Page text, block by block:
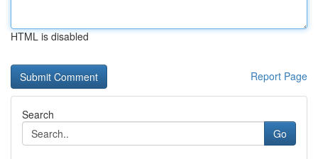
HTML is disabled
Report Page
Search
Go